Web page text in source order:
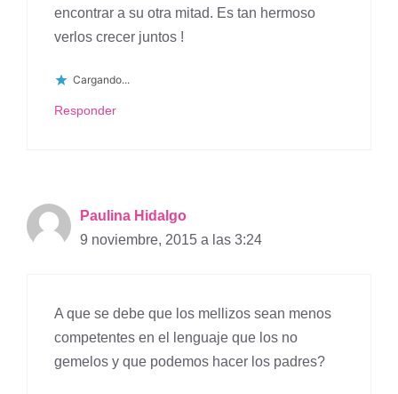
encontrar a su otra mitad. Es tan hermoso
verlos crecer juntos !
Cargando...
Responder
Paulina Hidalgo
9 noviembre, 2015 a las 3:24
A que se debe que los mellizos sean menos
competentes en el lenguaje que los no
gemelos y que podemos hacer los padres?